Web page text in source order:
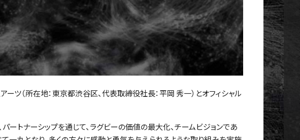
ーツ（所在地：東京都渋谷区、代表取締役社長：平岡 秀一）とオフィシャル
ートナーシップを通じて、ラグビーの価値の最大化、チームビジョンであ